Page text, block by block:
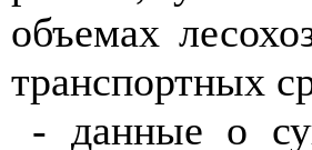
объемах ле
транспортных
- данные о